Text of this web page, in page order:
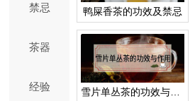
禁忌
茶器
经验
鸭屎香茶的功效及禁忌
雪片单丛茶的功效与作用